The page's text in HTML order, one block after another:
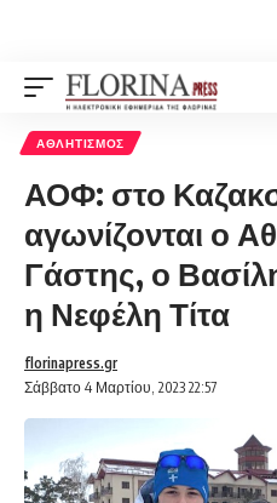
ΑΘΛΗΤΙΣΜΌΣ
ΑΟΦ: στο
αγωνίζονται ο
Γάστης, ο
η Νεφέλη Τίτα
Σάββατο 4 Μαρτίου, 2023 22:57
florinapress.gr